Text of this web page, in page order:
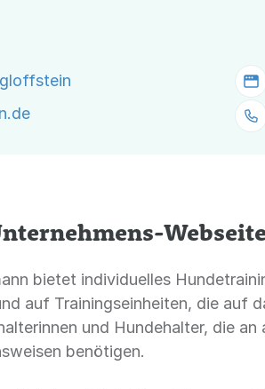
bietet individuelles
auf Trainingseinheiten, die auf
und Hundehalter, die
benötigen.